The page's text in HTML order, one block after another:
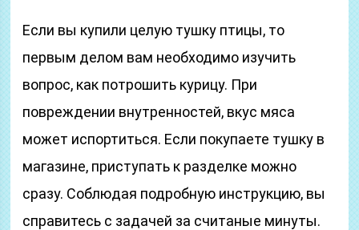
Если вы купили целую тушку птицы, то
первым делом вам необходимо изучить
вопрос, как потрошить курицу. При
повреждении внутренностей, вкус мяса
может испортиться. Если покупаете тушку в
магазине, приступать к разделке можно
сразу. Соблюдая подробную инструкцию, вы
справитесь с задачей за считаные минуты.